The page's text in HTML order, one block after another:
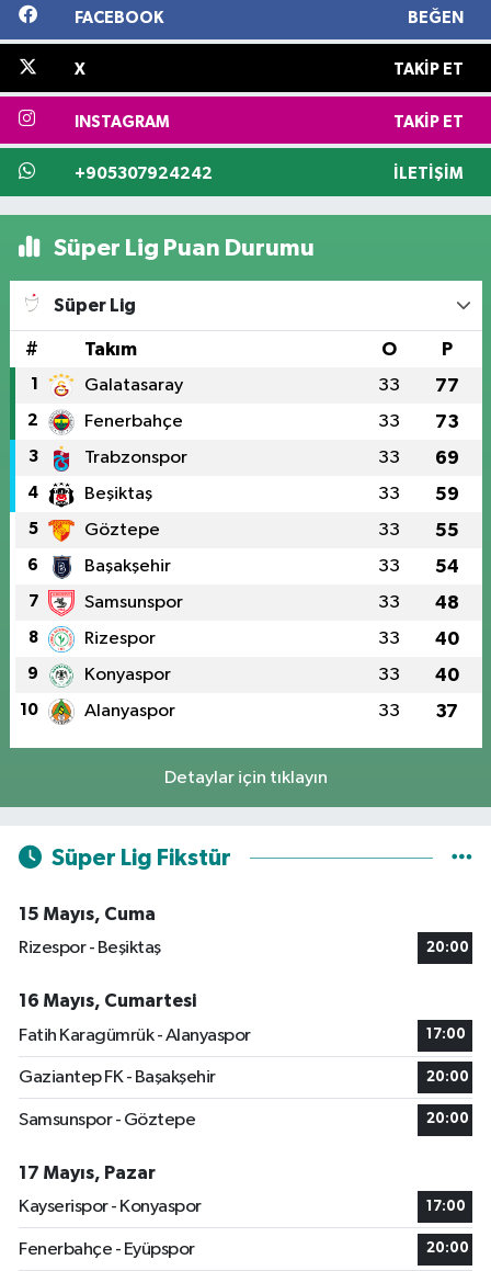
FACEBOOK BEĞEN
X TAKIP ET
INSTAGRAM TAKIP ET
+905307924242 İLETIŞIM
Süper Lig Puan Durumu
Süper Lig
# Takım O P
1 Galatasaray 33 77
2 Fenerbahçe 33 73
3 Trabzonspor 33 69
4 Beşiktaş 33 59
5 Göztepe 33 55
6 Başakşehir 33 54
7 Samsunspor 33 48
8 Rizespor 33 40
9 Konyaspor 33 40
10 Alanyaspor 33 37
Detaylar için tıklayın
Süper Lig Fikstür
15 Mayıs, Cuma
Rizespor - Beşiktaş
20:00
16 Mayıs, Cumartesi
Fatih Karagümrük - Alanyaspor
17:00
Gaziantep FK - Başakşehir 20:00
Samsunspor - Göztepe 20:00
17 Mayıs, Pazar
Kayserispor - Konyaspor
17:00
Fenerbahçe - Eyüpspor 20:00